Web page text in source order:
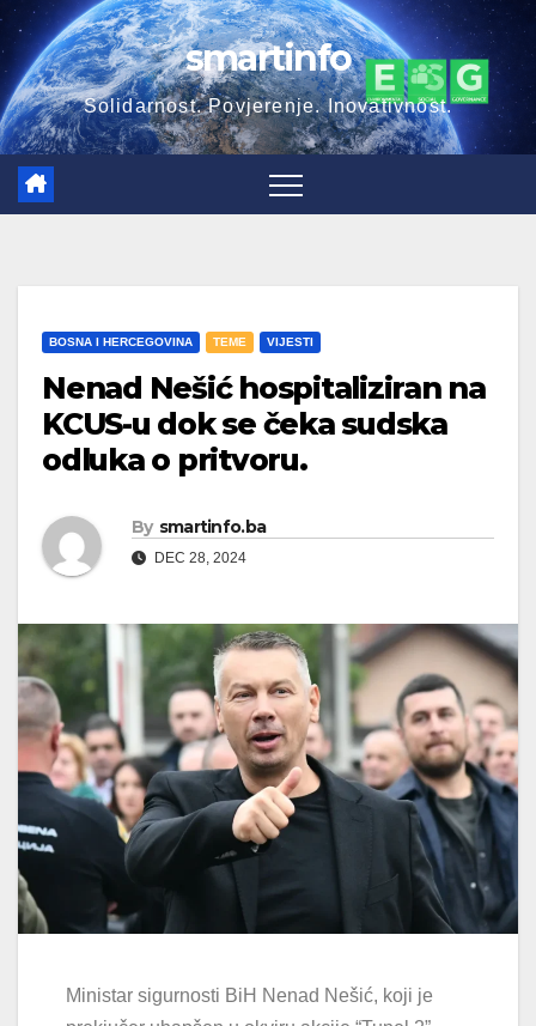
smartinfo
Solidarnost. Povjerenje. Inovativnost.
BOSNA I HERCEGOVINA TEME VIJESTI
Nenad Nešić hospitaliziran na
KCUS-u dok se čeka sudska
odluka o pritvoru.
By smartinfo.ba
DEC 28, 2024
Ministar sigurnosti BiH Nenad Nešić, koji je